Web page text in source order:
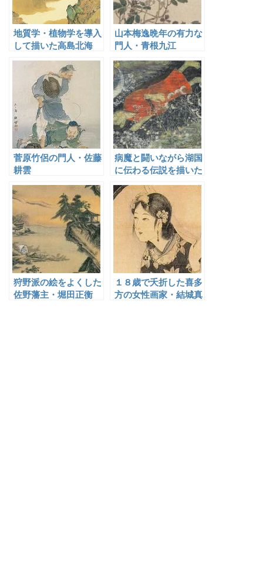
地質学・植物学を導入
して描いた高島北海
山本梅逸晩年の有力な
門人・青根九江
菅原竹侶の門人・佐藤
耕雲
病魔と闘いながら湖国
に伝わる伝説を描いた
三橋節子
狩野派の絵をよくした
佐野藩主・堀田正衡
１８歳で夭折した喜多
方の女性画家・結城真